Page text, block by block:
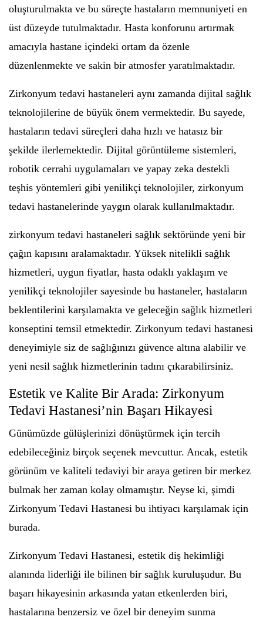
oluşturulmakta ve bu süreçte hastaların memnuniyeti en
üst düzeyde tutulmaktadır. Hasta konforunu artırmak
amacıyla hastane içindeki ortam da özenle
düzenlenmekte ve sakin bir atmosfer yaratılmaktadır.
Zirkonyum tedavi hastaneleri aynı zamanda dijital sağlık
teknolojilerine de büyük önem vermektedir. Bu sayede,
hastaların tedavi süreçleri daha hızlı ve hatasız bir
şekilde ilerlemektedir. Dijital görüntüleme sistemleri,
robotik cerrahi uygulamaları ve yapay zeka destekli
teşhis yöntemleri gibi yenilikçi teknolojiler, zirkonyum
tedavi hastanelerinde yaygın olarak kullanılmaktadır.
zirkonyum tedavi hastaneleri sağlık sektöründe yeni bir
çağın kapısını aralamaktadır. Yüksek nitelikli sağlık
hizmetleri, uygun fiyatlar, hasta odaklı yaklaşım ve
yenilikçi teknolojiler sayesinde bu hastaneler, hastaların
beklentilerini karşılamakta ve geleceğin sağlık hizmetleri
konseptini temsil etmektedir. Zirkonyum tedavi hastanesi
deneyimiyle siz de sağlığınızı güvence altına alabilir ve
yeni nesil sağlık hizmetlerinin tadını çıkarabilirsiniz.
Estetik ve Kalite Bir Arada: Zirkonyum
Tedavi Hastanesi’nin Başarı Hikayesi
Günümüzde gülüşlerinizi dönüştürmek için tercih
edebileceğiniz birçok seçenek mevcuttur. Ancak, estetik
görünüm ve kaliteli tedaviyi bir araya getiren bir merkez
bulmak her zaman kolay olmamıştır. Neyse ki, şimdi
Zirkonyum Tedavi Hastanesi bu ihtiyacı karşılamak için
burada.
Zirkonyum Tedavi Hastanesi, estetik diş hekimliği
alanında liderliği ile bilinen bir sağlık kuruluşudur. Bu
başarı hikayesinin arkasında yatan etkenlerden biri,
hastalarına benzersiz ve özel bir deneyim sunma